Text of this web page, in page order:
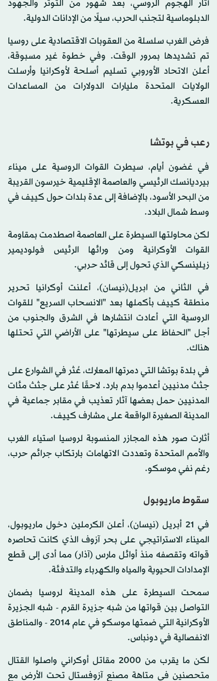
أثار الهجوم الروسي، بعد شهور من التوتر والجهود
الدبلوماسية لتجنب الحرب، سيلًا من الإدانات الدولية.
فرض الغرب سلسلة من العقوبات الاقتصادية على روسيا
تم تشديدها بمرور الوقت. وفي خطوة غير مسبوقة،
أعلن الاتحاد الأوروبي تسليم أسلحة لأوكرانيا وأرسلت
الولايات المتحدة مليارات الدولارات من المساعدات
العسكرية.
رعب في بوتشا
في غضون أيام، سيطرت القوات الروسية على ميناء
بيرديانسك الرئيسي والعاصمة الإقليمية خيرسون القريبة
من البحر الأسود، بالإضافة إلى عدة بلدات حول كييف في
وسط شمال البلاد.
لكن محاولتها السيطرة على العاصمة اصطدمت بمقاومة
القوات الأوكرانية ومن ورائها الرئيس فولوديمير
زيلينسكي الذي تحول إلى قائد حربي.
في الثاني من ابريل(نيسان)، أعلنت أوكرانيا تحرير
منطقة كييف بأكملها بعد "الانسحاب السريع" للقوات
الروسية التي أعادت انتشارها في الشرق والجنوب من
أجل "الحفاظ على سيطرتها" على الأراضي التي تحتلها
هناك.
في بلدة بوتشا التي دمرتها المعارك، عُثر في الشوارع على
جثث مدنيين أعدموا بدم بارد. لاحقًا عُثر على جثث مئات
المدنيين حمل بعضها آثار تعذيب في مقابر جماعية في
المدينة الصغيرة الواقعة على مشارف كييف.
أثارت صور هذه المجازر المنسوبة لروسيا استياء الغرب
والأمم المتحدة وتعددت الاتهامات بارتكاب جرائم حرب،
رغم نفي موسكو.
سقوط ماريوبول
في 21 أبريل (نيسان)، أعلن الكرملين دخول ماريوبول،
الميناء الاستراتيجي على بحر آزوف الذي كانت تحاصره
قواته وتقصفه منذ أوائل مارس (آذار) مما أدى إلى قطع
الإمدادات الحيوية والمياه والكهرباء والتدفئة.
سمحت السيطرة على هذه المدينة لروسيا بضمان
التواصل بين قواتها من شبه جزيرة القرم - شبه الجزيرة
الأوكرانية التي ضمتها موسكو في عام 2014 - والمناطق
الانفصالية في دونباس.
لكن ما يقرب من 2000 مقاتل أوكراني واصلوا القتال
متحصنين في متاهة مصنع آزوفستال تحت الأرض مع